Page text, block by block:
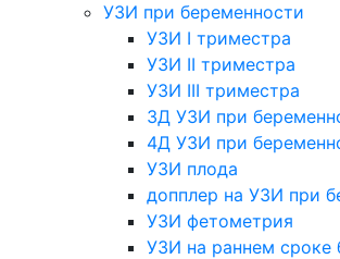
УЗИ при беременности
УЗИ I триместра
УЗИ II триместра
УЗИ III триместра
3Д УЗИ при
4Д УЗИ при
УЗИ плода
допплер на УЗИ при
УЗИ фетометрия
УЗИ на раннем сроке